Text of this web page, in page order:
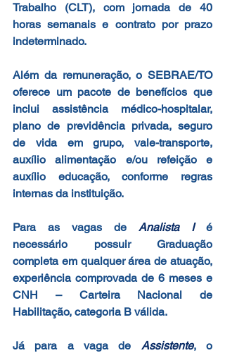
Trabalho (CLT), com jornada de 40
horas semanais e contrato por prazo
indeterminado.
Além da remuneração, o SEBRAE/TO
oferece um pacote de benefícios que
inclui assistência médico-hospitalar,
plano de previdência privada, seguro
de vida em grupo, vale-transporte,
auxílio alimentação e/ou refeição e
auxílio educação, conforme regras
internas da instituição.
Para as vagas de Analista I é
necessário possuir Graduação
completa em qualquer área de atuação,
experiência comprovada de 6 meses e
CNH – Carteira Nacional de
Habilitação, categoria B válida.
Já para a vaga de Assistente, o